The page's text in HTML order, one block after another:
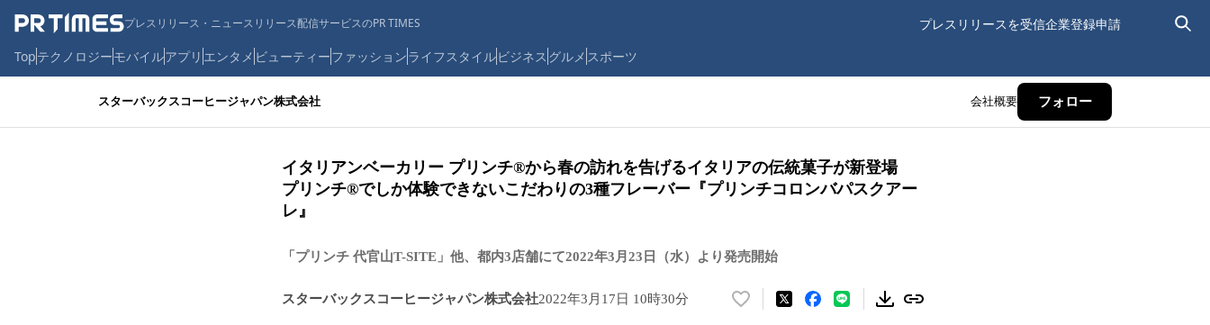
プレスリリース・ニュースリリース配信サービスのPR TIMES プレスリリースを受信企業登録申請
Topテクノロジーモバイルアプリ エンタメ ビューティーファッションライフスタイルビジネス グルメ スポーツ
スターバックスコーヒージャパン株式会社 会社概要 フォロー
イタリアンベーカリー プリンチ®から春の訪れを告げるイタリアの伝統菓子が新登場
プリンチ®でしか体験できないこだわりの3種フレーバー『プリンチコロンバパスクアー
レ』
「プリンチ 代官山T-SITE」他、都内3店舗にて2022年3月23日（水）より発売開始
スターバックスコーヒージャパン株式会社2022年3月17日 10時30分
い